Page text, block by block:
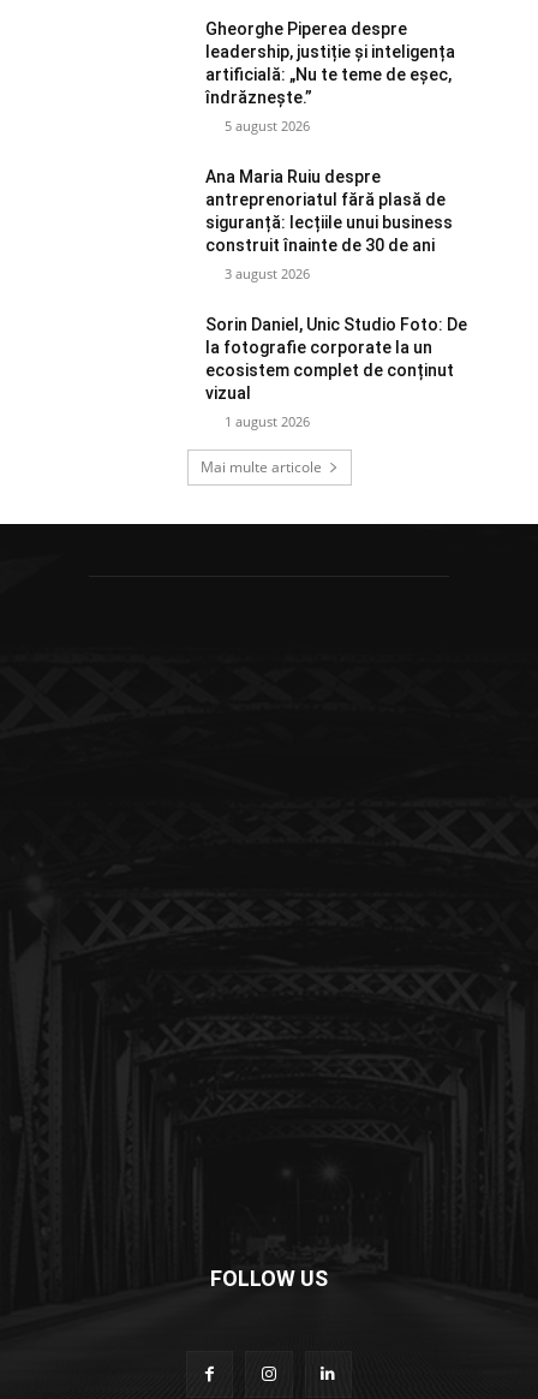
Gheorghe Piperea despre
leadership, justiție și inteligența
artificială: „Nu te teme de eșec,
îndrăznește.”
5 august 2026
Ana Maria Ruiu despre
antreprenoriatul fără plasă de
siguranță: lecțiile unui business
construit înainte de 30 de ani
3 august 2026
Sorin Daniel, Unic Studio Foto: De
la fotografie corporate la un
ecosistem complet de conținut
vizual
1 august 2026
Mai multe articole
FOLLOW US